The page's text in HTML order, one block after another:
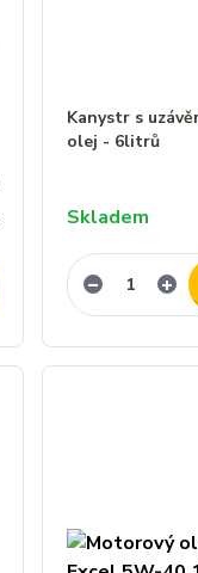
Kanystr s
olej - 6litrů
Skladem